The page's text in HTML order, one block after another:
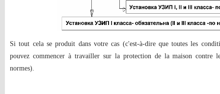
Si tout cela se produit dans votre cas (c'est-à-dire que toutes les
pouvez commencer à travailler sur la protection de la maison contre
normes).